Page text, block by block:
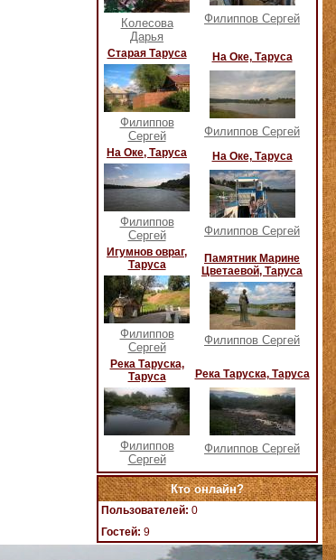
Колесова
Дарья
Филиппов Сергей
Старая Таруса
Филиппов
Сергей
На Оке, Таруса
Филиппов Сергей
На Оке, Таруса
Филиппов
Сергей
На Оке, Таруса
Филиппов Сергей
Игумнов овраг,
Таруса
Филиппов
Сергей
Памятник Марине
Цветаевой, Таруса
Филиппов Сергей
Река Таруска,
Таруса
Филиппов
Сергей
Река Таруска, Таруса
Филиппов Сергей
Кто онлайн?
Пользователей: 0
Гостей: 9